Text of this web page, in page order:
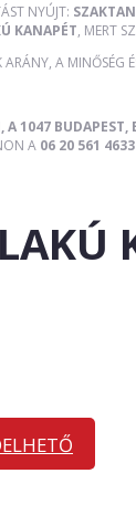
NYÚJT:
KANAPÉT, MERT
ARÁNY, A
A 1047
A 06 20 561 4633